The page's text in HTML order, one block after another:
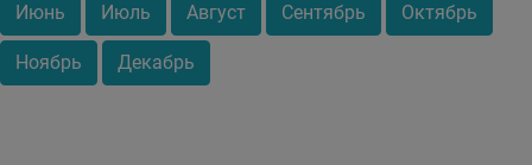
Июнь Июль Август Сентябрь Октябрь
Ноябрь Декабрь